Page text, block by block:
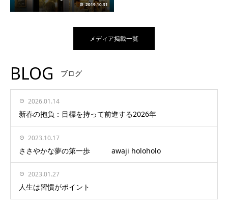
2019.10.31
メディア掲載一覧
BLOG ブログ
2026.01.14
新春の抱負：目標を持って前進する2026年
2023.10.17
ささやかな夢の第一歩 awaji holoholo
2023.01.27
人生は習慣がポイント